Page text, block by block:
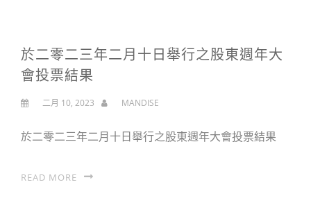
於二零二三年二月十日舉行之股東週年大
會投票結果
二月 10, 2023 MANDISE
於二零二三年二月十日舉行之股東週年大會投票結果
READ MORE